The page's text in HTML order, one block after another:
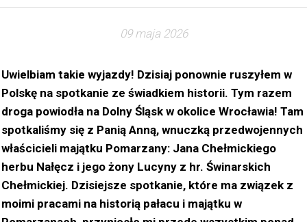
Uwielbiam takie wyjazdy! Dzisiaj ponownie ruszyłem w
Polskę na spotkanie ze świadkiem historii. Tym razem
droga powiodła na Dolny Śląsk w okolice Wrocławia! Tam
spotkaliśmy się z Panią Anną, wnuczką przedwojennych
właścicieli majątku Pomarzany: Jana Chełmickiego
herbu Nałęcz i jego żony Lucyny z hr. Świnarskich
Chełmickiej. Dzisiejsze spotkanie, które ma związek z
moimi pracami na historią pałacu i majątku w
09 maja 2026